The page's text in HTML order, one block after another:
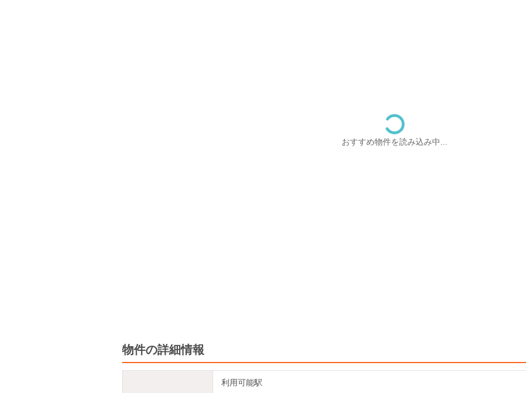
おすすめ物件を読み込み中...
物件の詳細情報
利用可能駅